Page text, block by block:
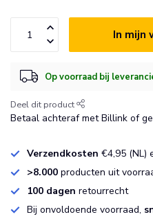
In mijn
Op voorraad bij
Deel dit product
Betaal achteraf met Billink of
Verzendkosten €4,95 (NL)
>8.000 producten uit
100 dagen retourrecht
Bij onvoldoende voorraad,